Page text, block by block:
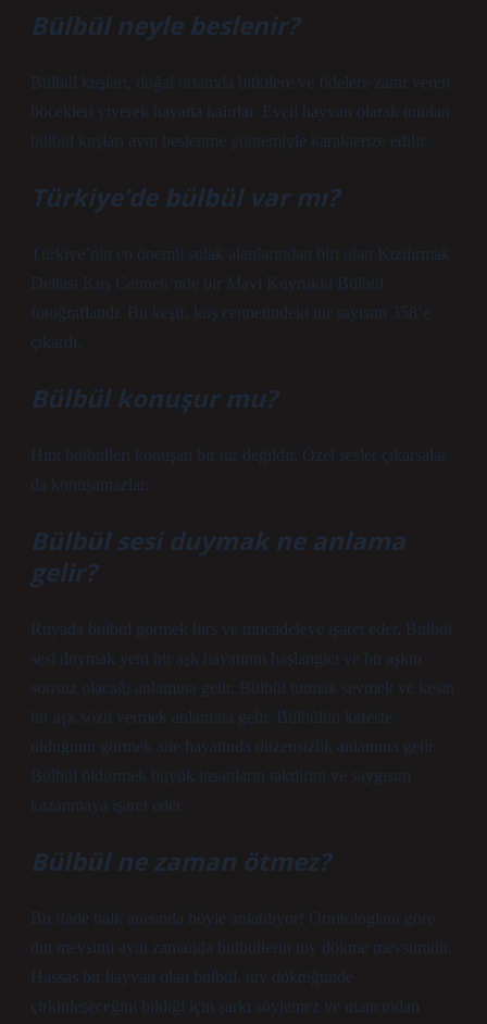
Bülbül neyle beslenir?
Bülbül kuşları, doğal ortamda bitkilere ve fidelere zarar veren
böcekleri yiyerek hayatta kalırlar. Evcil hayvan olarak tutulan
bülbül kuşları aynı beslenme yöntemiyle karakterize edilir.
Türkiye’de bülbül var mı?
Türkiye’nin en önemli sulak alanlarından biri olan Kızılırmak
Deltası Kuş Cenneti’nde bir Mavi Kuyruklu Bülbül
fotoğraflandı. Bu keşif, kuş cennetindeki tür sayısını 358’e
çıkardı.
Bülbül konuşur mu?
Hint bülbülleri konuşan bir tür değildir. Özel sesler çıkarsalar
da konuşamazlar.
Bülbül sesi duymak ne anlama
gelir?
Rüyada bülbül görmek hırs ve mücadeleye işaret eder. Bülbül
sesi duymak yeni bir aşk hayatının başlangıcı ve bu aşkın
sonsuz olacağı anlamına gelir. Bülbül tutmak sevmek ve kesin
bir aşk sözü vermek anlamına gelir. Bülbülün kafeste
olduğunu görmek aile hayatında düzensizlik anlamına gelir.
Bülbül öldürmek büyük insanların takdirini ve saygısını
kazanmaya işaret eder.
Bülbül ne zaman ötmez?
Bu ifade halk arasında böyle anlatılıyor! Ornitologlara göre
dut mevsimi aynı zamanda bülbüllerin tüy dökme mevsimidir.
Hassas bir hayvan olan bülbül, tüy döktüğünde
çirkinleşeceğini bildiği için şarkı söylemez ve utancından